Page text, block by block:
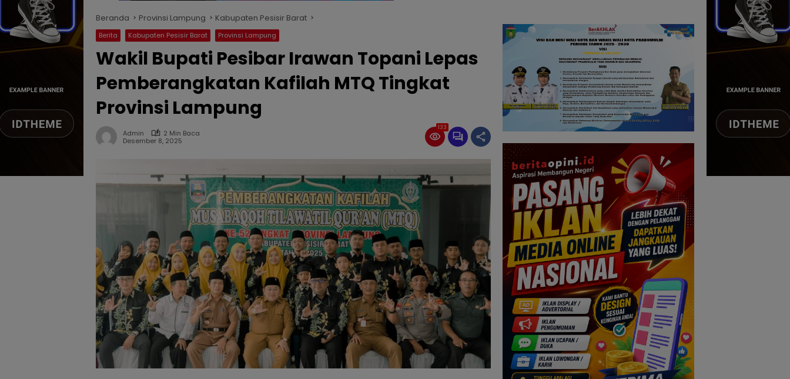
Beranda Provinsi Lampung Kabupaten Pesisir Barat
Berita Kabupaten Pesisir Barat Provinsi Lampung
Wakil Bupati Pesibar Irawan Topani Lepas
Pemberangkatan Kafilah MTQ Tingkat
Provinsi Lampung
Admin
2 Min Baca
Desember 8, 2025
133